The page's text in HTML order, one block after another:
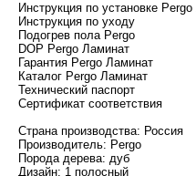
Инструкция по установке
Инструкция по уходу
Подогрев пола Pergo
DOP Pergo Ламинат
Гарантия Pergo Ламинат
Каталог Pergo Ламинат
Технический паспорт
Сертификат соответствия
Страна производства: Россия
Производитель: Pergo
Порода дерева: дуб
Дизайн: 1 полосный